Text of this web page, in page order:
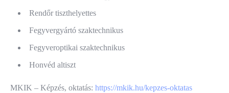
Rendőr tiszthelyettes
Fegyvergyártó szaktechnikus
Fegyveroptikai szaktechnikus
Honvéd altiszt
MKIK – Képzés, oktatás: https://mkik.hu/kepzes-oktatas